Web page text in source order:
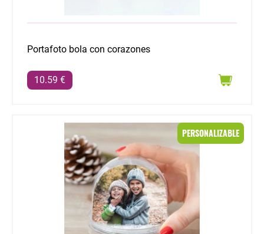
Portafoto bola con corazones
10.59 €
PERSONALIZABLE